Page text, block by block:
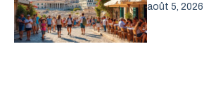
août 5, 2026